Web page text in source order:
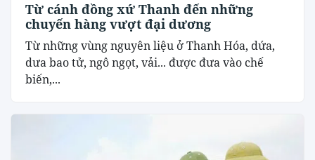
Từ cánh đồng xứ Thanh đến những
chuyến hàng vượt đại dương
Từ những vùng nguyên liệu ở Thanh Hóa, dứa,
dưa bao tử, ngô ngọt, vải... được đưa vào chế
biến,...